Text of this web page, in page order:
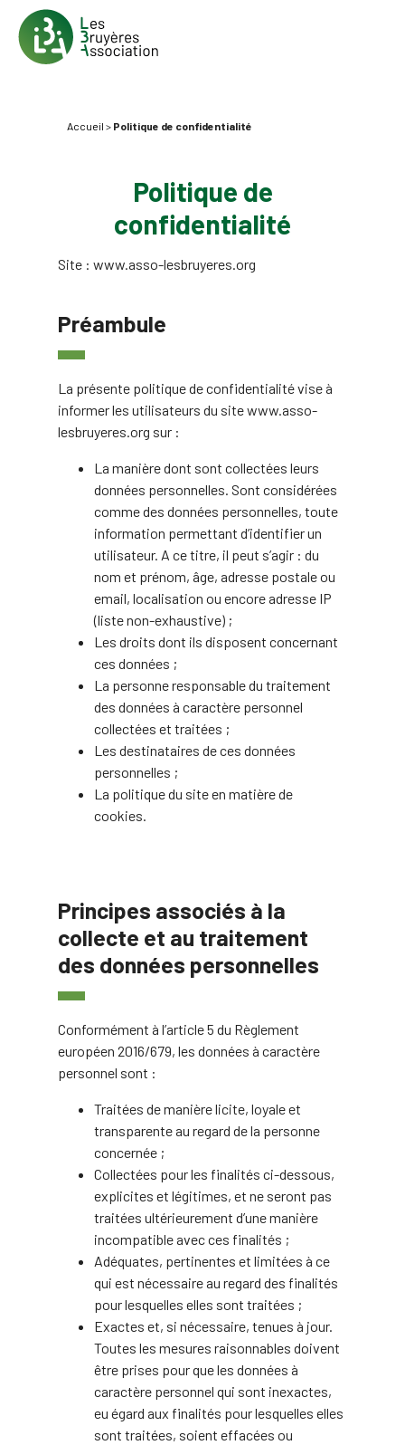
Accueil > Politique de confidentialité
Politique de
confidentialité
Site : www.asso-lesbruyeres.org
Préambule
La présente politique de confidentialité vise à
informer les utilisateurs du site www.asso-
lesbruyeres.org sur :
La manière dont sont collectées leurs
données personnelles. Sont considérées
comme des données personnelles, toute
information permettant d’identifier un
utilisateur. A ce titre, il peut s’agir : du
nom et prénom, âge, adresse postale ou
email, localisation ou encore adresse IP
(liste non-exhaustive) ;
Les droits dont ils disposent concernant
ces données ;
La personne responsable du traitement
des données à caractère personnel
collectées et traitées ;
Les destinataires de ces données
personnelles ;
La politique du site en matière de
cookies.
Principes associés à la
collecte et au traitement
des données personnelles
Conformément à l’article 5 du Règlement
européen 2016/679, les données à caractère
personnel sont :
Traitées de manière licite, loyale et
transparente au regard de la personne
concernée ;
Collectées pour les finalités ci-dessous,
explicites et légitimes, et ne seront pas
traitées ultérieurement d’une manière
incompatible avec ces finalités ;
Adéquates, pertinentes et limitées à ce
qui est nécessaire au regard des finalités
pour lesquelles elles sont traitées ;
Exactes et, si nécessaire, tenues à jour.
Toutes les mesures raisonnables doivent
être prises pour que les données à
caractère personnel qui sont inexactes,
eu égard aux finalités pour lesquelles elles
sont traitées, soient effacées ou